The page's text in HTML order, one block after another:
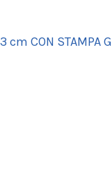
cm CON STAMPA